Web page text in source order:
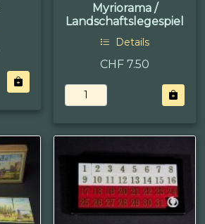
Myriorama /
Landschaftslegespiel
Details
CHF 7.50